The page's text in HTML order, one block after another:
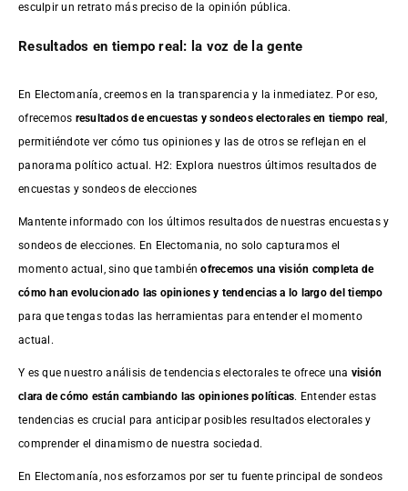
esculpir un retrato más preciso de la opinión pública.
Resultados en tiempo real: la voz de la gente
En Electomanía, creemos en la transparencia y la inmediatez. Por eso,
ofrecemos resultados deencuestas y sondeos electorales en tiempo real
permitiéndote ver cómo tus opiniones y las de otros se reflejan en el
panorama político actual. H2: Explora nuestros últimos resultados de
encuestas y sondeos de elecciones
Mantente informado con los últimos resultados de nuestras encuestasy
sondeos de elecciones. En Electomania, no solo capturamos el
momento actual, sino que tambiénofrecemos una visión completa de
cómo han evolucionado las opiniones y tendencias a lo largo del tiempo
para que tengas todas las herramientas para entender el momento
actual.
Y es que nuestro análisis de tendencias electorales te ofrece una visión
clara de cómo están cambiando las opiniones políticas. Entender estas
tendencias es crucial para anticipar posibles resultados electorales y
comprender el dinamismo de nuestra sociedad.
En Electomanía, nos esforzamos por ser tu fuente principal de sondeos